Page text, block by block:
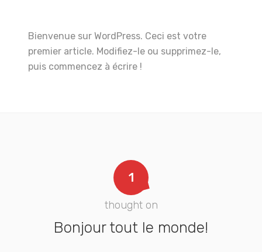
Bienvenue sur WordPress. Ceci est votre
premier article. Modifiez-le ou supprimez-le,
puis commencez à écrire !
1
thought on
Bonjour tout le monde!